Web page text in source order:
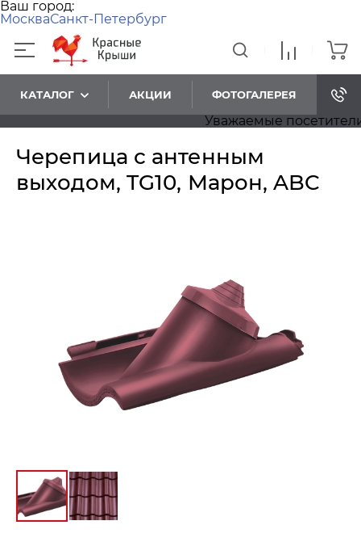
Ваш город:
МоскваСанкт-Петербург
КАТАЛОГ АКЦИИ ФОТОГАЛЕРЕЯ
Уважаемые посетители!
Черепица с антенным
выходом, TG10, Марон, ABC